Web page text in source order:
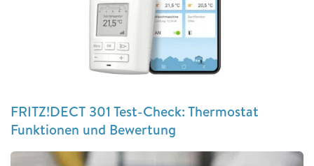
FRITZ!DECT 301 Test-Check: Thermostat
Funktionen und Bewertung